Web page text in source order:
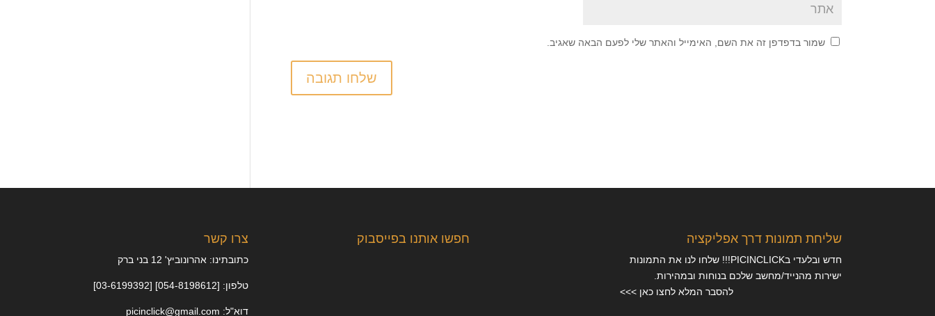
שמור בדפדפן זה את השם, האימייל והאתר שלי לפעם הבאה שאגיב.
צרו קשר
כתובתינו: אהרונוביץ' 12 בני ברק
טלפון: [054-8198612] [03-6199392]
דוא"ל: picinclick@gmail.com
חפשו אותנו בפייסבוק שליחת תמונות דרך אפליקציה
חדש ובלעדי בPICINCLICK!!! שלחו לנו את התמונות
ישירות מהנייד/מחשב שלכם בנוחות ובמהירות.
להסבר המלא לחצו כאן >>>